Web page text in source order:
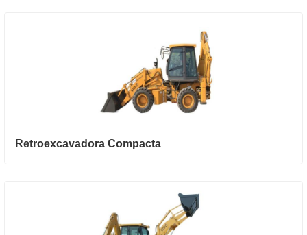
Retroexcavadora Compacta